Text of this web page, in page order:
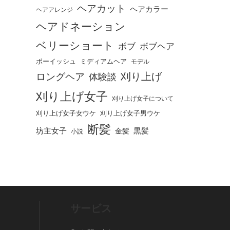
ヘアアレンジ ヘアカット ヘアカラー
ヘアドネーション
ベリーショート
ボブ ボブヘア
ボーイッシュ ミディアムヘア モデル
ロングヘア 体験談 刈り上げ
刈り上げ女子 刈り上げ女子について
刈り上げ女子女ウケ 刈り上げ女子男ウケ
坊主女子 小説 断髪 金髪 黒髪